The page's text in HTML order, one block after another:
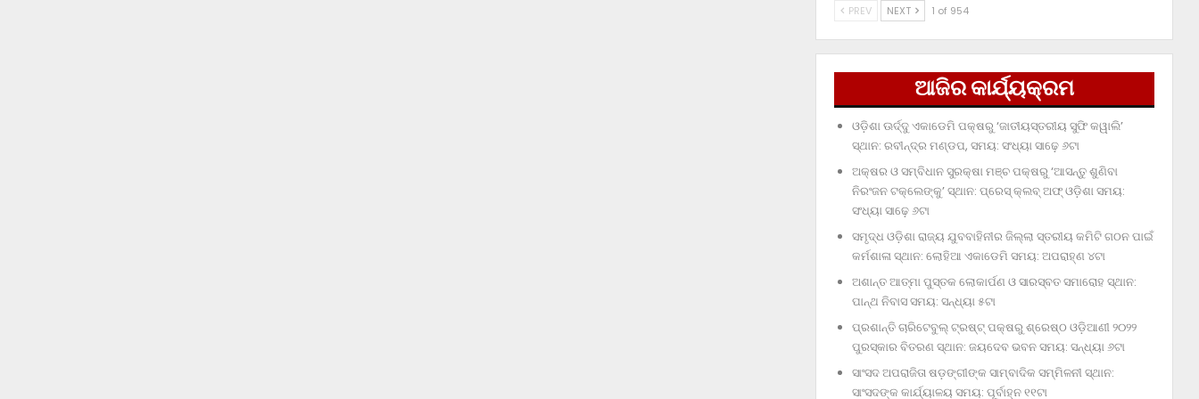
PREV NEXT 1 of 954
ଆଜିର କାର୍ଯ୍ୟକ୍ରମ
ଓଡ଼ିଶା ଊର୍ଦ୍ଦୁ ଏକାଡେମି ପକ୍ଷରୁ ‘ଜାତୀୟସ୍ତରୀୟ ସୁଫି କୱାଲି’
ସ୍ଥାନ: ରବୀନ୍ଦ୍ର ମଣ୍ଡପ, ସମୟ: ସଂଧ୍ୟା ସାଢ଼େ ୬ଟା
ଅକ୍ଷର ଓ ସମ୍ବିଧାନ ସୁରକ୍ଷା ମଞ୍ଚ ପକ୍ଷରୁ ‘ଆସନ୍ତୁ ଶୁଣିବା
ନିରଂଜନ ଟକ୍‌ଲେଙ୍କୁ’ ସ୍ଥାନ: ପ୍ରେସ୍‌ କ୍ଲବ୍‌ ଅଫ୍‌ ଓଡ଼ିଶା ସମୟ:
ସଂଧ୍ୟା ସାଢ଼େ ୬ଟା
ସମୃଦ୍ଧ ଓଡ଼ିଶା ରାଜ୍ୟ ଯୁବବାହିନୀର ଜିଲ୍ଲା ସ୍ତରୀୟ କମିଟି ଗଠନ ପାଇଁ
କର୍ମଶାଳା ସ୍ଥାନ: ଲୋହିଆ ଏକାଡେମି ସମୟ: ଅପରାହ୍‌ଣ ୪ଟା
ଅଶାନ୍ତ ଆତ୍ମା ପୁସ୍ତକ ଲୋକାର୍ପଣ ଓ ସାରସ୍ବତ ସମାରୋହ ସ୍ଥାନ:
ପାନ୍ଥ ନିବାସ ସମୟ: ସନ୍ଧ୍ୟା ୫ଟା
ପ୍ରଶାନ୍ତି ଚାରିଟେବୁଲ୍‌ ଟ୍ରଷ୍ଟ୍‌ ପକ୍ଷରୁ ଶ୍ରେଷ୍ଠ ଓଡ଼ିଆଣୀ ୨୦୨୨
ପୁରସ୍କାର ବିତରଣ ସ୍ଥାନ: ଜୟଦେବ ଭବନ ସମୟ: ସନ୍ଧ୍ୟା ୬ଟା
ସାଂସଦ ଅପରାଜିତା ଷଡ଼ଙ୍ଗୀଙ୍କ ସାମ୍ବାଦିକ ସମ୍ମିଳନୀ ସ୍ଥାନ:
ସାଂସଦଙ୍କ କାର୍ଯ୍ୟାଳୟ ସମୟ: ପୂର୍ବାହ୍ନ ୧୧ଟା